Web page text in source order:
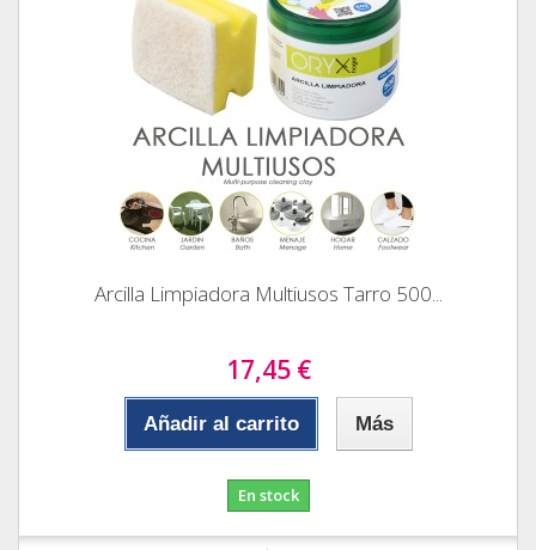
Arcilla Limpiadora Multiusos Tarro 500...
17,45 €
Añadir al carrito Más
En stock